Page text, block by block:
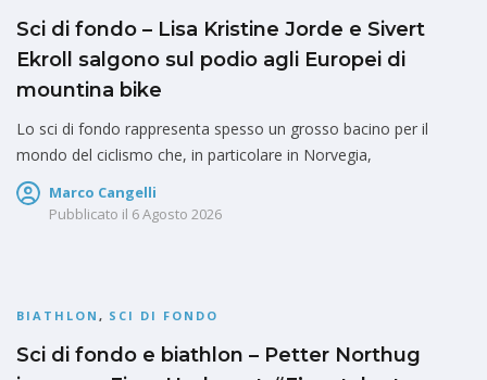
Sci di fondo – Lisa Kristine Jorde e Sivert
Ekroll salgono sul podio agli Europei di
mountina bike
Lo sci di fondo rappresenta spesso un grosso bacino per il
mondo del ciclismo che, in particolare in Norvegia,
Marco Cangelli
Pubblicato il 6 Agosto 2026
BIATHLON , SCI DI FONDO
Sci di fondo e biathlon – Petter Northug